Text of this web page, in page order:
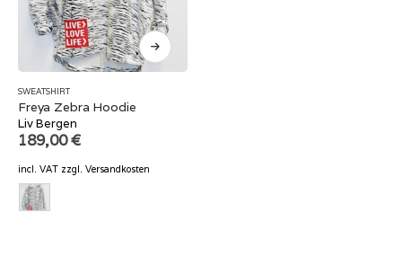
SWEATSHIRT
Freya Zebra Hoodie
Liv Bergen
189,00€
incl. VAT zzgl. Versandkosten